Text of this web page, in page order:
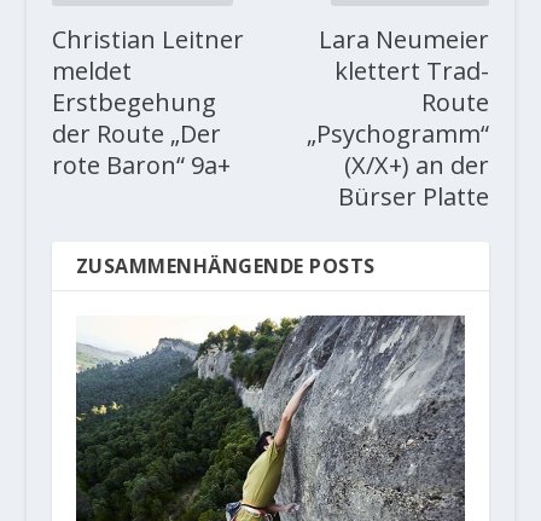
Christian Leitner
meldet
Erstbegehung
der Route „Der
rote Baron“ 9a+
Lara Neumeier
klettert Trad-
Route
„Psychogramm“
(X/X+) an der
Bürser Platte
ZUSAMMENHÄNGENDE POSTS